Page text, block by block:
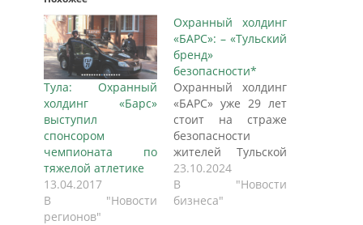
Тула: Охранный
холдинг «Барс»
выступил
спонсором
чемпионата по
тяжелой атлетике
13.04.2017
В "Новости
регионов"
Охранный холдинг
«БАРС»: – «Тульский
бренд»
безопасности*
Охранный холдинг
«БАРС» уже 29 лет
стоит на страже
безопасности
жителей Тульской
области и других
регионов. Как
удается сохранить
23.10.2024
В "Новости
бизнеса"